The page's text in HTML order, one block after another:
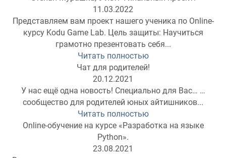
11.03.2022
Представляем вам проект нашего ученика по Online-
курсу Kodu Game Lab. Цель защиты: Научиться
грамотно презентовать себя...
Читать полностью
Чат для родителей!
20.12.2021
У нас ещё одна новость! Специально для Вас… …
сообщество для родителей юных айтишников...
Читать полностью
Online-обучение на курсе «Разработка на языке
Python».
23.08.2021